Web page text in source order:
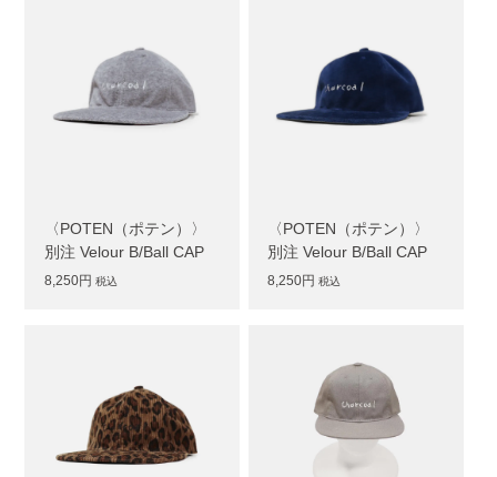
〈POTEN（ポテン）〉
別注 Velour B/Ball CAP
8,250円 税込
〈POTEN（ポテン）〉
別注 Velour B/Ball CAP
8,250円 税込